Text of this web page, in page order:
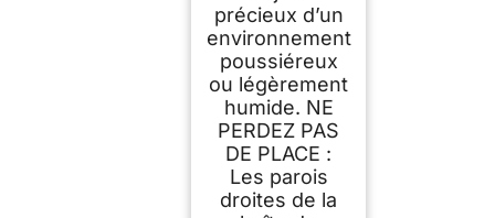
précieux d’un
environnement
poussiéreux
ou légèrement
humide. NE
PERDEZ PAS
DE PLACE :
Les parois
droites de la